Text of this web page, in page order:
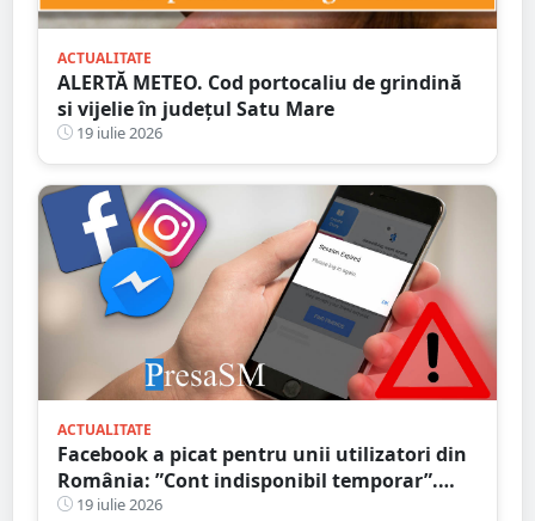
ACTUALITATE
ALERTĂ METEO. Cod portocaliu de grindină
si vijelie în județul Satu Mare
19 iulie 2026
ACTUALITATE
Facebook a picat pentru unii utilizatori din
România: ”Cont indisponibil temporar”.
Probleme și în alte țări
19 iulie 2026